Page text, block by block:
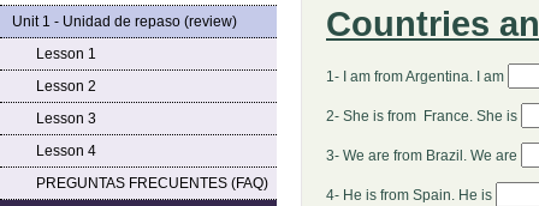
Unit 1 - Unidad de repaso (review)
Lesson 1
Lesson 2
Lesson 3
Lesson 4
PREGUNTAS FRECUENTES (FAQ)
Countries
1- I am from Argentina. I am
2- She is from France. She is
3- We are from Brazil. We are
4- He is from Spain. He is